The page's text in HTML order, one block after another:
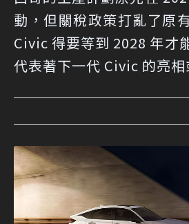
動，但關稅政策打亂了原
Civic 得要等到 2028 年才
代表著下一代 Civic 的亮相